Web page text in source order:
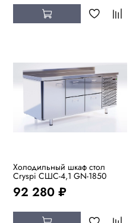
Холодильный шкаф стол
Cryspi СШC-4,1 GN-1850
92 280 ₽